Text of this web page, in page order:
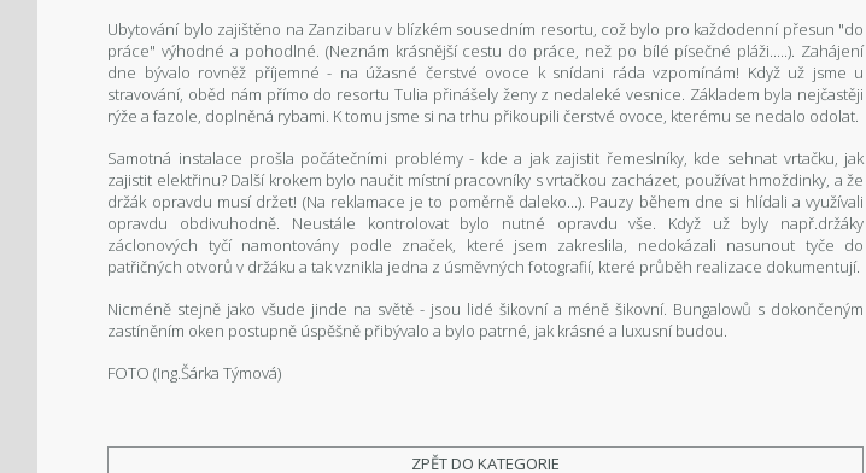
Ubytování bylo zajištěno na Zanzibaru v blízkém sousedním resortu, což bylo pro každodenní přesun "do
práce" výhodné a pohodlné. (Neznám krásnější cestu do práce, než po bílé písečné pláži.....). Zahájení
dne bývalo rovněž příjemné - na úžasné čerstvé ovoce k snídani ráda vzpomínám! Když už jsme u
stravování, oběd nám přímo do resortu Tulia přinášely ženy z nedaleké vesnice. Základem byla nejčastěji
rýže a fazole, doplněná rybami. K tomu jsme si na trhu přikoupili čerstvé ovoce, kterému se nedalo odolat.
Samotná instalace prošla počátečními problémy - kde a jak zajistit řemeslníky, kde sehnat vrtačku, jak
zajistit elektřinu? Další krokem bylo naučit místní pracovníky s vrtačkou zacházet, používat hmoždinky, a že
držák opravdu musí držet! (Na reklamace je to poměrně daleko...). Pauzy během dne si hlídali a využívali
opravdu obdivuhodně. Neustále kontrolovat bylo nutné opravdu vše. Když už byly např.držáky
záclonových tyčí namontovány podle značek, které jsem zakreslila, nedokázali nasunout tyče do
patřičných otvorů v držáku a tak vznikla jedna z úsměvných fotografií, které průběh realizace dokumentují.
Nicméně stejně jako všude jinde na světě - jsou lidé šikovní a méně šikovní. Bungalowů s dokončeným
zastíněním oken postupně úspěšně přibývalo a bylo patrné, jak krásné a luxusní budou.
FOTO (Ing.Šárka Týmová)
ZPĚT DO KATEGORIE